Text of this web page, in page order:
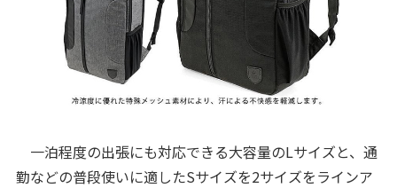
一泊程度の出張にも対応できる大容量のLサイズと、通
勤などの普段使いに適したSサイズを2サイズをラインア